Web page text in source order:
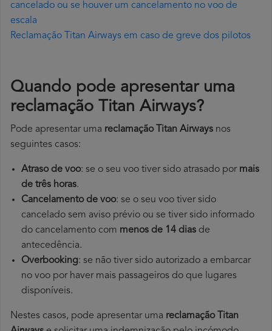
cancelado ou se houver um cancelamento no voo de
escala
Reclamação Titan Airways em caso de greve dos pilotos
Quando pode apresentar uma
reclamação Titan Airways?
Pode apresentar uma reclamação Titan Airways nos
seguintes casos:
Atraso de voo: se o seu voo tiver sido atrasado por mais
de três horas.
Cancelamento de voo: se o seu voo tiver sido
cancelado sem aviso prévio ou se tiver sido informado
do cancelamento com menos de 14 dias de
antecedência.
Overbooking: se não tiver sido autorizado a embarcar
no voo por haver mais passageiros do que lugares
disponíveis.
Nestes casos, pode apresentar uma reclamação Titan